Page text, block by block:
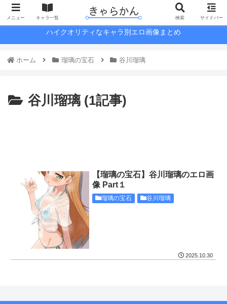
ハイクオリティなキャラ別エロ画像まとめ
ホーム 瑠璃の宝石 谷川瑠璃
谷川瑠璃 (1記事)
【瑠璃の宝石】谷川瑠璃のエロ画
像 Part１
瑠璃の宝石 谷川瑠璃
2025.10.30
メニュー キャラ一覧 検索 サイドバー